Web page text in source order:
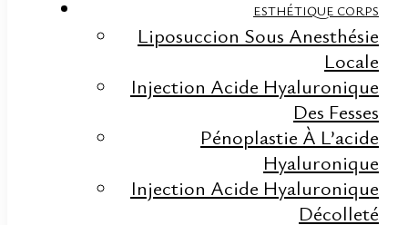
ESTHÉTIQUE CORPS
Liposuccion Sous Anesthésie
Locale
Injection Acide Hyaluronique
Des Fesses
Pénoplastie À L’acide
Hyaluronique
Injection Acide Hyaluronique
Décolleté
PRENDRE RENDEZ-VOUS SUR DOCTENA